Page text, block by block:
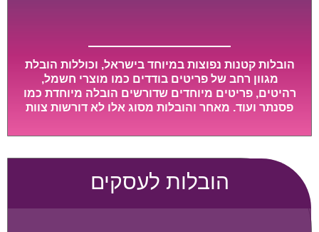
הובלות קטנות נפוצות במיוחד בישראל, וכוללות הובלת
מגוון רחב של פריטים בודדים כמו מוצרי חשמל,
רהיטים, פריטים מיוחדים שדורשים הובלה מיוחדת כמו
פסנתר ועוד. מאחר והובלות מסוג אלו לא דורשות צוות
ביותר, ובמחירים נוחים וגמישים.
הובלות לעסקים